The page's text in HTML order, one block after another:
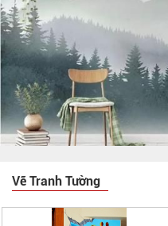
Vẽ Tranh Tường